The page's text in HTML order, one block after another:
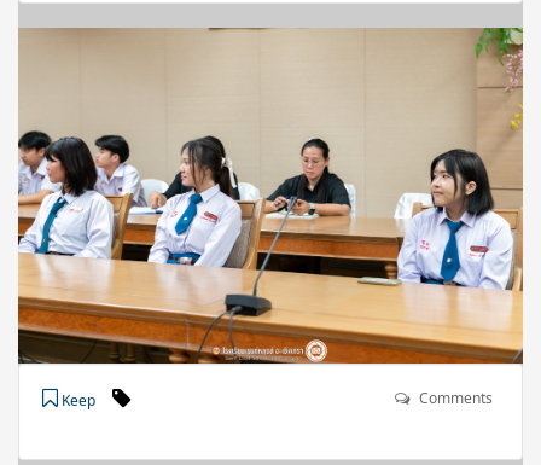
Keep Comments